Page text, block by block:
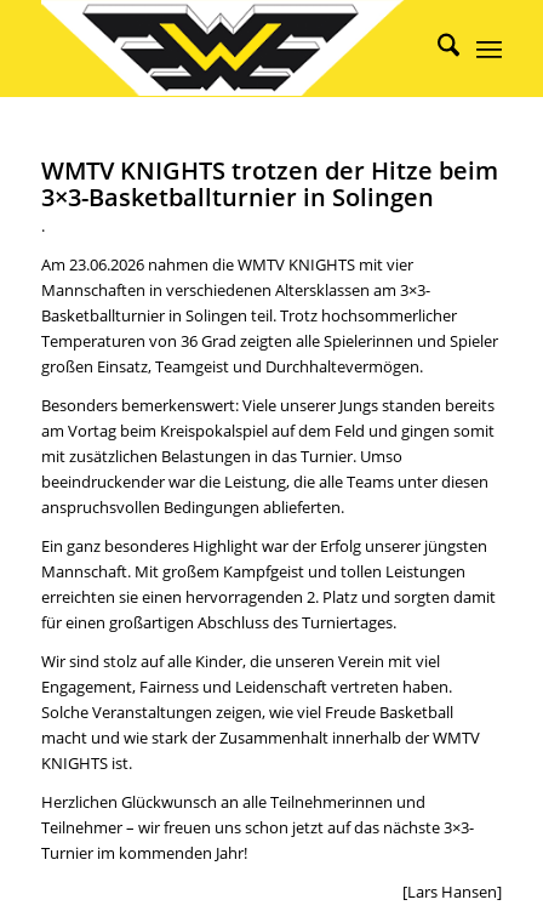
WMTV KNIGHTS trotzen der Hitze beim
3×3-Basketballturnier in Solingen
.
Am 23.06.2026 nahmen die WMTV KNIGHTS mit vier
Mannschaften in verschiedenen Altersklassen am 3×3-
Basketballturnier in Solingen teil. Trotz hochsommerlicher
Temperaturen von 36 Grad zeigten alle Spielerinnen und Spieler
großen Einsatz, Teamgeist und Durchhaltevermögen.
Besonders bemerkenswert: Viele unserer Jungs standen bereits
am Vortag beim Kreispokalspiel auf dem Feld und gingen somit
mit zusätzlichen Belastungen in das Turnier. Umso
beeindruckender war die Leistung, die alle Teams unter diesen
anspruchsvollen Bedingungen ablieferten.
Ein ganz besonderes Highlight war der Erfolg unserer jüngsten
Mannschaft. Mit großem Kampfgeist und tollen Leistungen
erreichten sie einen hervorragenden 2. Platz und sorgten damit
für einen großartigen Abschluss des Turniertages.
Wir sind stolz auf alle Kinder, die unseren Verein mit viel
Engagement, Fairness und Leidenschaft vertreten haben.
Solche Veranstaltungen zeigen, wie viel Freude Basketball
macht und wie stark der Zusammenhalt innerhalb der WMTV
KNIGHTS ist.
Herzlichen Glückwunsch an alle Teilnehmerinnen und
Teilnehmer – wir freuen uns schon jetzt auf das nächste 3×3-
Turnier im kommenden Jahr!
[Lars Hansen]